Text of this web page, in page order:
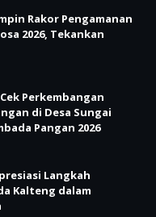
Rakor Pengamanan
2026, Tekankan
Perkembangan
di Desa Sungai
Pangan 2026
Langkah
Kalteng dalam